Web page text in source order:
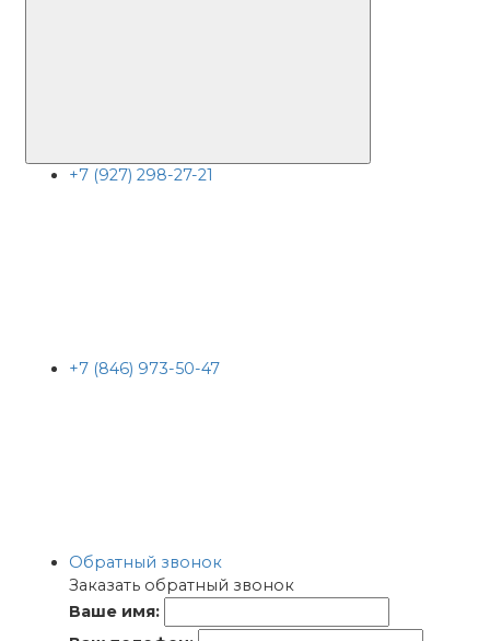
+7 (927) 298-27-21
+7 (846) 973-50-47
Обратный звонок
Заказать обратный звонок
Ваше имя: